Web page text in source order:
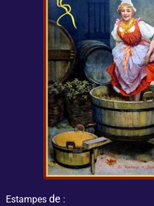
Estampes de :